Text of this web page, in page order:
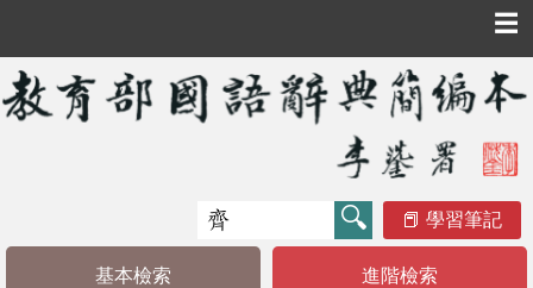
☰
學習筆記
基本檢索 進階檢索